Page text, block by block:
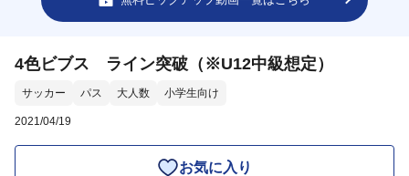
4色ビブス ライン突破（※U12中級想定）
サッカー パス 大人数 小学生向け
2021/04/19
お気に入り